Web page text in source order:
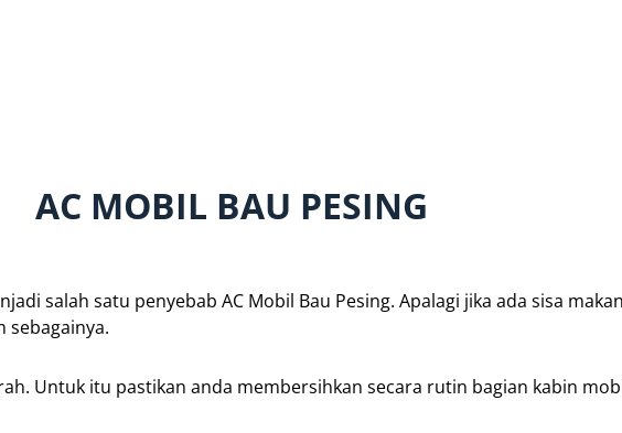
AC MOBIL BAU PESING
salah satu penyebab AC Mobil Bau Pesing. Apalagi jika ada sisa
sebagainya.
Untuk itu pastikan anda membersihkan secara rutin bagian kabin